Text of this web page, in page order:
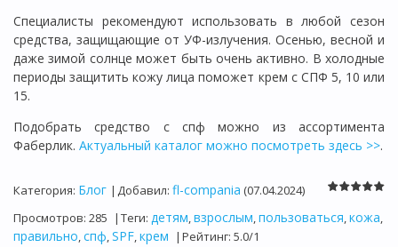
Специалисты рекомендуют использовать в любой сезон
средства, защищающие от УФ-излучения. Осенью, весной и
даже зимой солнце может быть очень активно. В холодные
периоды защитить кожу лица поможет крем с СПФ 5, 10 или
15.
Подобрать средство с спф можно из ассортимента
Фаберлик. Актуальный каталог можно посмотреть здесь >>.
Категория: Блог | Добавил: fl-compania (07.04.2024)
Просмотров: 285 | Теги: детям,взрослым,пользоваться,кожа,
правильно,спф,SPF,крем | Рейтинг: 5.0/1